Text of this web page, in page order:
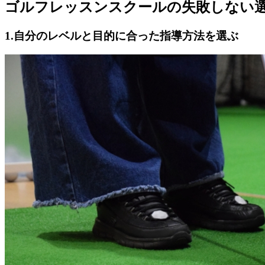
ゴルフレッスンスクールの失敗しない
1.自分のレベルと目的に合った指導方法を選ぶ